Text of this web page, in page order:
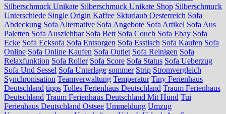
Silberschmuck Unikate Silberschmuck Unikate Shop Silberschmuck
Unterschiede Single Origin Kaffee Skiurlaub Oesterreich Sofa
Abdeckung Sofa Alternative Sofa Angebote Sofa Artikel Sofa Aus
Paletten Sofa Ausziehbar Sofa Bett Sofa Couch Sofa Ebay Sofa
Ecke Sofa Ecksofa Sofa Entsorgen Sofa Esstisch Sofa Kaufen Sofa
Online Sofa Online Kaufen Sofa Outlet Sofa Reinigen Sofa
Relaxfunktion Sofa Roller Sofa Score Sofa Status Sofa Ueberzug
Sofa Und Sessel Sofa Unterlage sommer Strip Stromvergleich
Synchronisation Teamverwaltung Temperatur Tiny Ferienhaus
Deutschland tipps Tolles Ferienhaus Deutschland Traum Ferienhaus
Deutschland Traum Ferienhaus Deutschland Mit Hund Tui
Ferienhaus Deutschland Ostsee Ummeldung Umzug